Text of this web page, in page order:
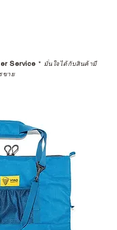
Service * มั่นใจได้กับสินค้ามี
ขาย